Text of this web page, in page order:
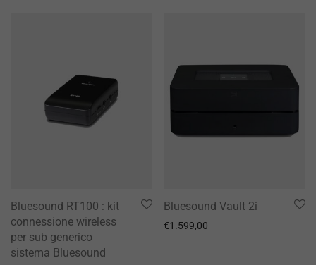
Bluesound RT100 : kit
connessione wireless
per sub generico
sistema Bluesound
Bluesound Vault 2i
€1.599,00